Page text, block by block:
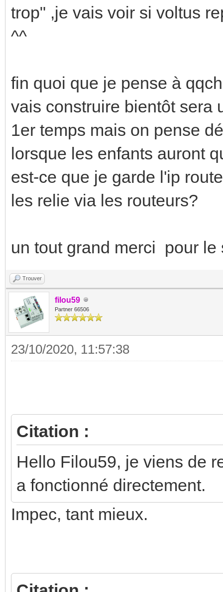
trop" ,je vais voir si voltus
^^
fin quoi que je pense à
vais construire bientôt sera
1er temps mais on pense
lorsque les enfants auront
est-ce que je garde l'ip
les relie via les routeurs?
un tout grand merci pour le
Trouver
filou59
Partner 66506
23/10/2020, 11:57:38
Citation :
Hello Filou59, je viens de
a fonctionné directement.
Impec, tant mieux.